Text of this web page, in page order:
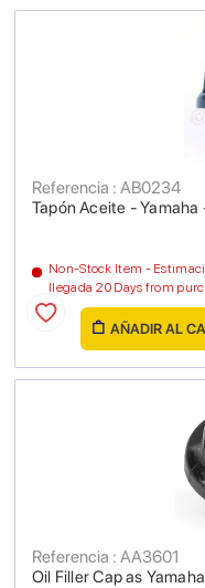
Tapón Aceite -
Referencia : AB0234
Non-Stock Item -
llegada 20 Days from
AÑADIR AL
Oil Filler Cap as
Referencia : AA3601